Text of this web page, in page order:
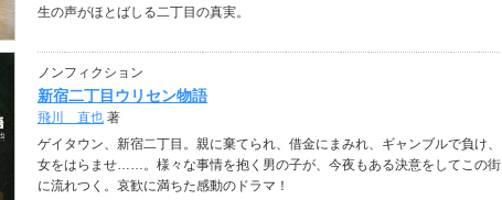
生の声がほとばしる二丁目の真実。
ノンフィクション
新宿二丁目ウリセン物語
飛川 直也 著
ゲイタウン、新宿二丁目。親に棄てられ、借金にまみれ、ギャンブルで負け、
女をはらませ……。様々な事情を抱く男の子が、今夜もある決意をしてこの街
に流れつく。哀歓に満ちた感動のドラマ！